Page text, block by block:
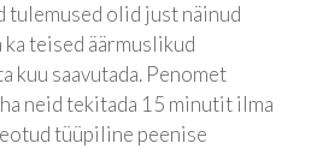
tulemused olid just näinud
teised äärmuslikud
kuu saavutada. Penomet
neid tekitada 15 minutit ilma
tüüpiline peenise